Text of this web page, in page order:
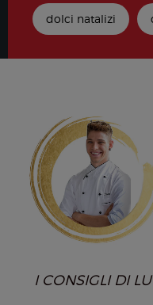
dolci natalizi
I CONSIGLI DI